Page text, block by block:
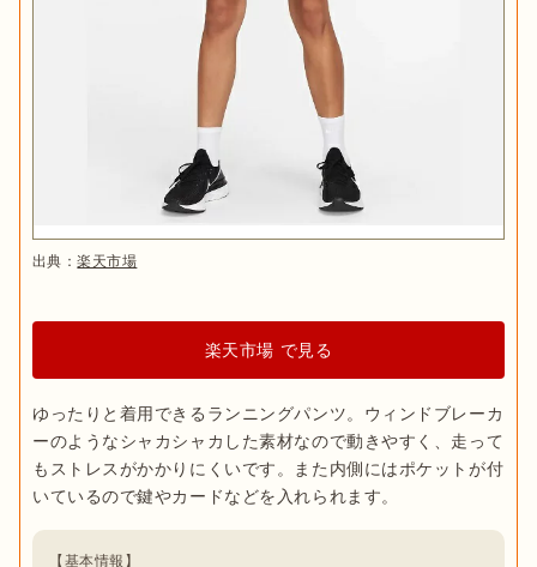
出典：楽天市場
楽天市場 で見る
ゆったりと着用できるランニングパンツ。ウィンドブレーカ
ーのようなシャカシャカした素材なので動きやすく、走って
もストレスがかかりにくいです。また内側にはポケットが付